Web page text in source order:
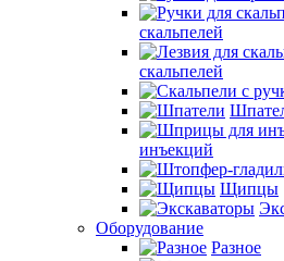
скальпелей
скальпелей
инъекций
Щипцы
Оборудование
Разное